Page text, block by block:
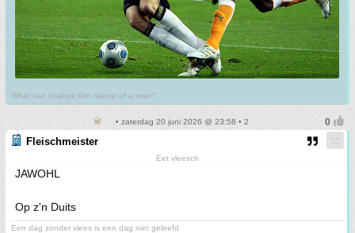
What can change the nature of a man?
• zaterdag 20 juni 2026 @ 23:58 • 2
Fleischmeister
Eet vleesch
JAWOHL
Op z'n Duits
Een dag zonder vlees is een dag niet geleefd